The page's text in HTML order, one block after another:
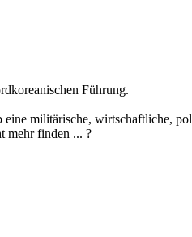
Führung.
militärische, wirtschaftliche,
mehr finden ... ?